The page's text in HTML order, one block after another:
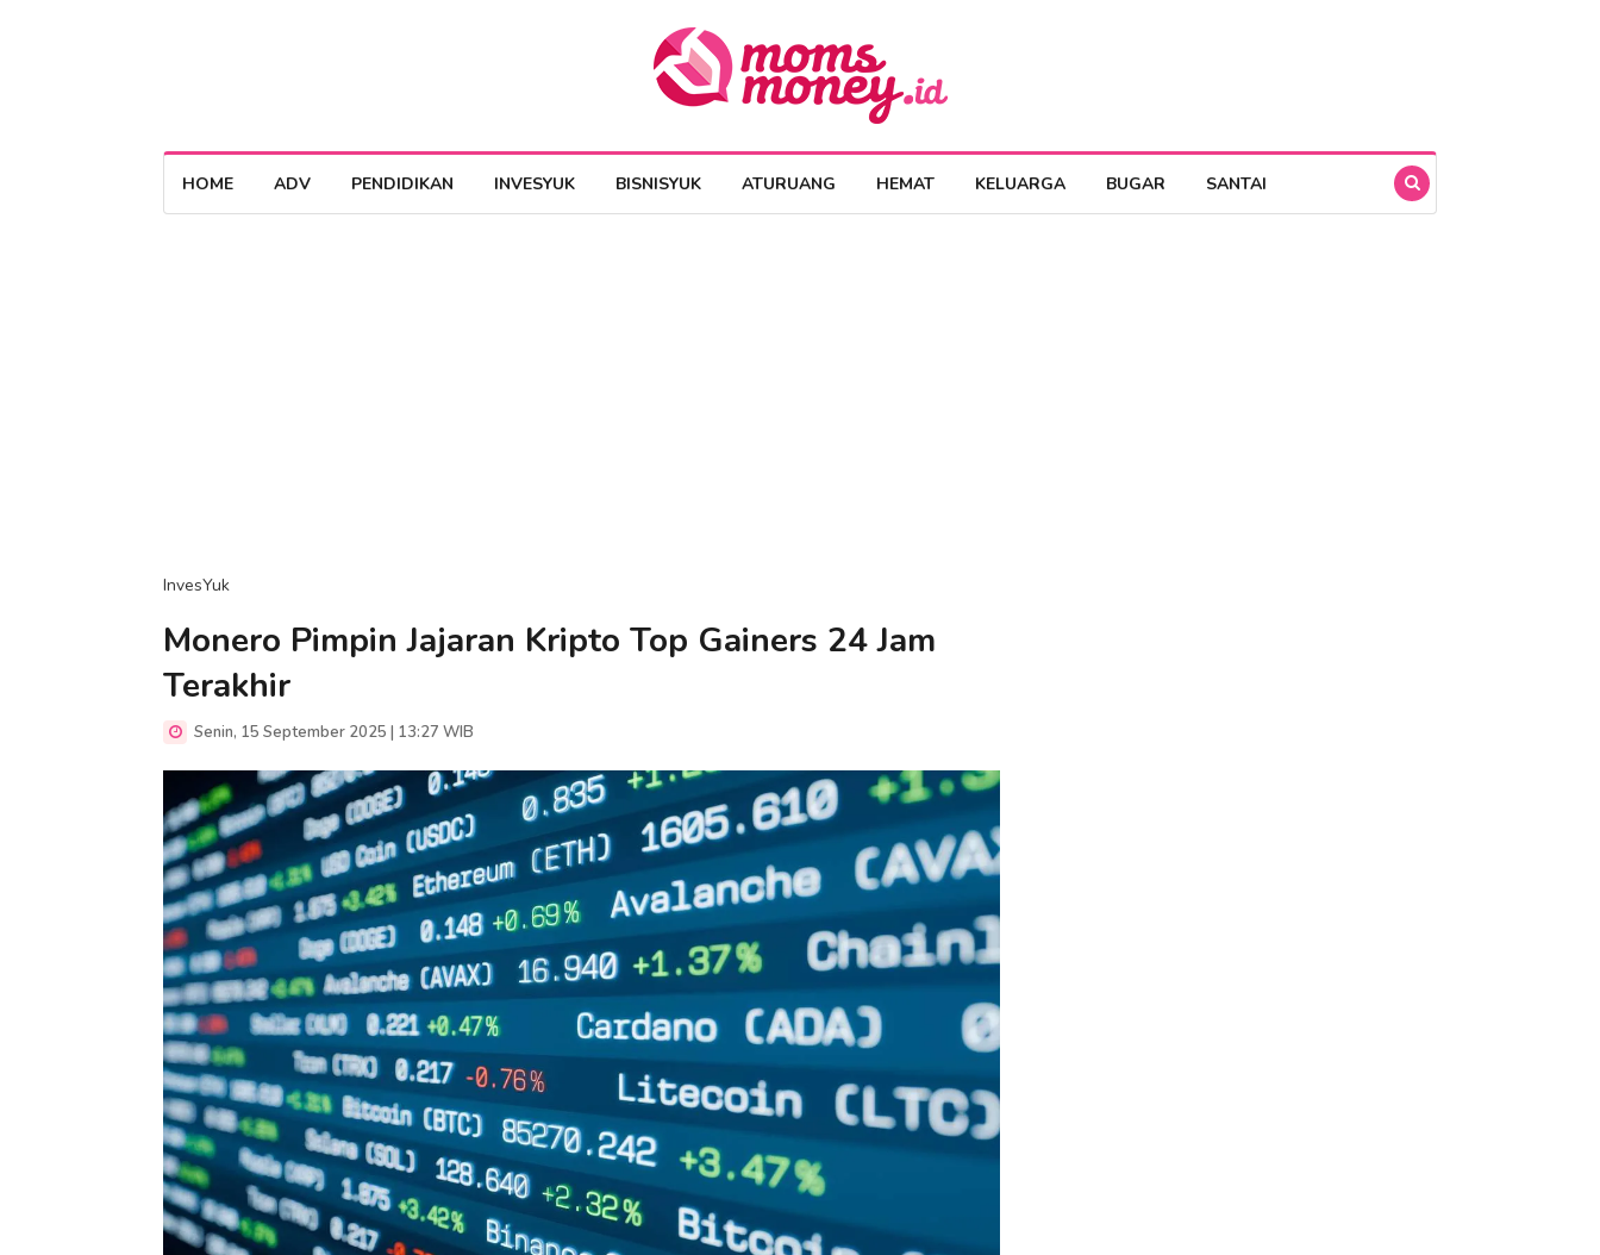
HOME ADV PENDIDIKAN INVESYUK BISNISYUK ATURUANG HEMAT KELUARGA BUGAR SANTAI
InvesYuk
Monero Pimpin Jajaran Kripto Top Gainers 24 Jam
Terakhir
Senin, 15 September 2025 | 13:27 WIB